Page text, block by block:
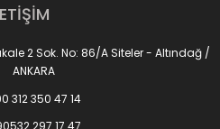
ve tamir gibi pek çok alanda
vadediyor.
yapıyor olun, ister evde basit
hem iş güvenliğinizi
ray işkencelerinden kazancı
her kullanım alanına
2 Sok. No: 86/A Siteler - Altındağ /
ANKARA
312 350 47 14
297 17 47